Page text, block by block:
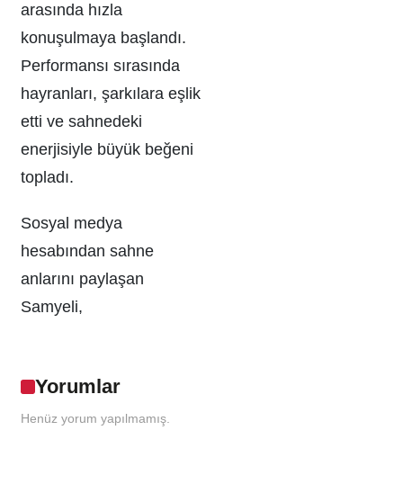
arasında hızla
konuşulmaya başlandı.
Performansı sırasında
hayranları, şarkılara eşlik
etti ve sahnedeki
enerjisiyle büyük beğeni
topladı.
Sosyal medya
hesabından sahne
anlarını paylaşan
Samyeli,
Yorumlar
Henüz yorum yapılmamış.